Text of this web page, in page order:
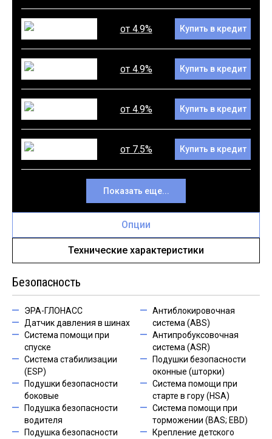
от 4.9% Купить в кредит
от 4.9% Купить в кредит
от 4.9% Купить в кредит
от 7.5% Купить в кредит
Показать еще...
Опции
Технические характеристики
Безопасность
ЭРА-ГЛОНАСС
Датчик давления в шинах
Система помощи при
спуске
Система стабилизации
(ESP)
Подушки безопасности
боковые
Подушка безопасности
водителя
Подушка безопасности
Антиблокировочная
система (ABS)
Антипробуксовочная
система (ASR)
Подушки безопасности
оконные (шторки)
Система помощи при
старте в гору (HSA)
Система помощи при
торможении (BAS; EBD)
Крепление детского